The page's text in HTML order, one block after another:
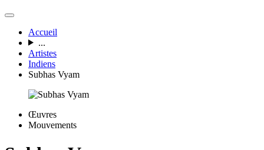
Accueil
...
Artistes
Indiens
Subhas Vyam
Œuvres
Mouvements